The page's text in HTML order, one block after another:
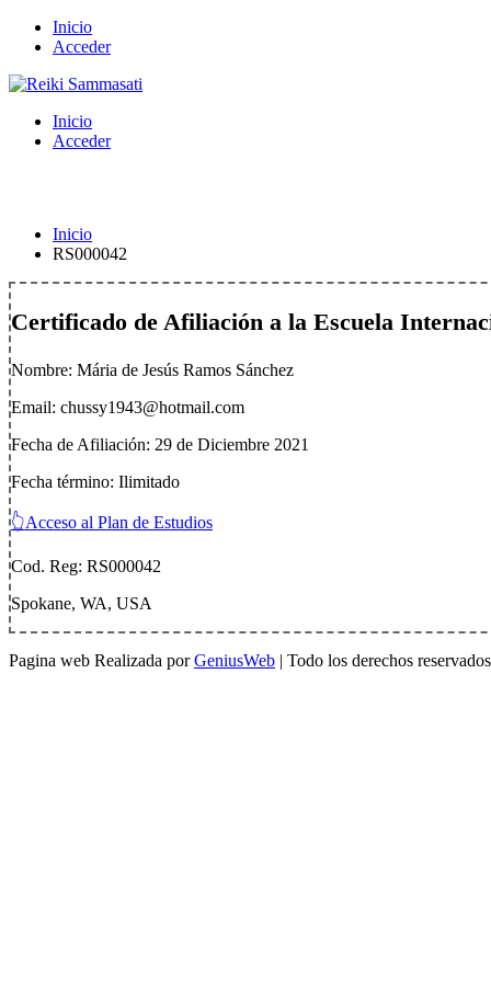
Inicio
Acceder
Inicio
Acceder
Inicio
RS000042
Certificado de Afiliación a la Escuela
Nombre: Mária de Jesús Ramos Sánchez
Email: chussy1943@hotmail.com
Fecha de Afiliación: 29 de Diciembre 2021
Fecha término: Ilimitado
👆Acceso al Plan de Estudios
Cod. Reg: RS000042
Spokane, WA, USA
Pagina web Realizada porGeniusWeb | Todo los derechos reservados